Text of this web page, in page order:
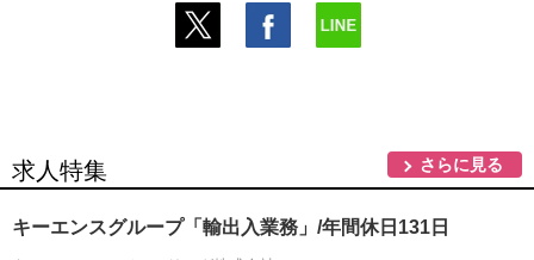
求人特集 さらに見る
キーエンスグループ「輸出入業務」/年間休日131日